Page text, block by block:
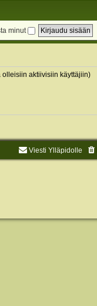
minut
aktiivisiin käyttäjiin)
Viesti Ylläpidolle